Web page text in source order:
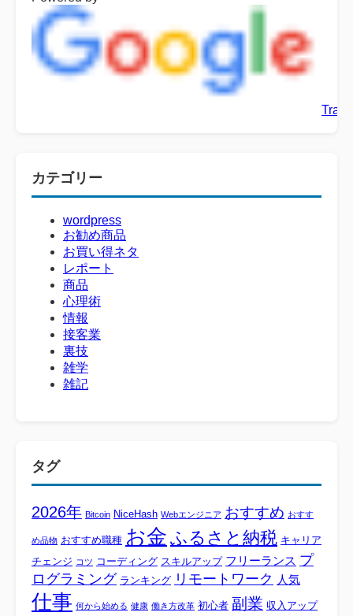
カテゴリー
wordpress
お勧め商品
お買い得ネタ
レポート
商品
心理術
情報
接客業
裏技
雑学
雑記
タグ
2026年 Bitcoin NiceHash Webエンジニア おすすめ おすす
め品物 おすすめ職種 お金 ふるさと納税 キャリア
チェンジ コツ コーディング スキルアップ フリーランス プ
ログラミング ランキング リモートワーク 人気
仕事 何から始める 健康 働き方改革 初心者 副業 収入アップ